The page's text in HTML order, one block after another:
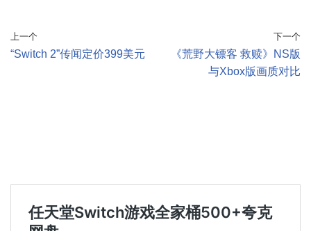
上一个
“Switch 2”传闻定价399美元
下一个
《荒野大镖客 救赎》NS版
与Xbox版画质对比